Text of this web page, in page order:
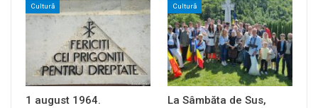
Cultură
1 august 1964.
Cultură
La Sâmbăta de Sus,